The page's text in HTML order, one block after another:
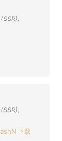
,
,
下载